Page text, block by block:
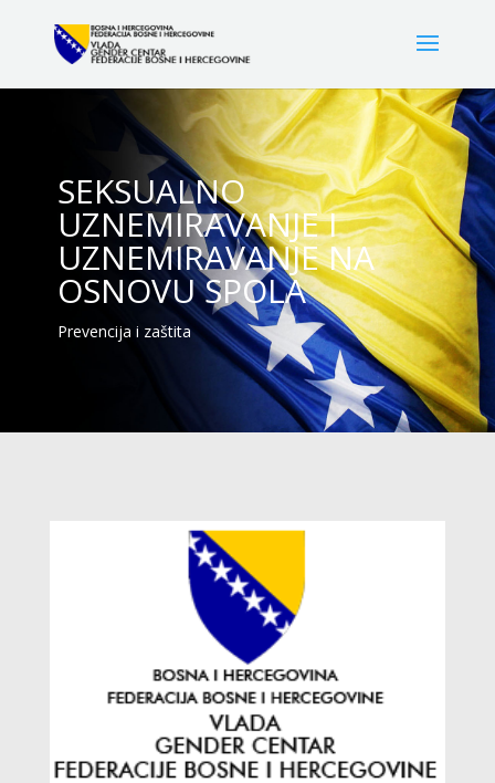
SEKSUALNO
UZNEMIRAVANJE I
UZNEMIRAVANJE NA
OSNOVU SPOLA
Prevencija i zaštita